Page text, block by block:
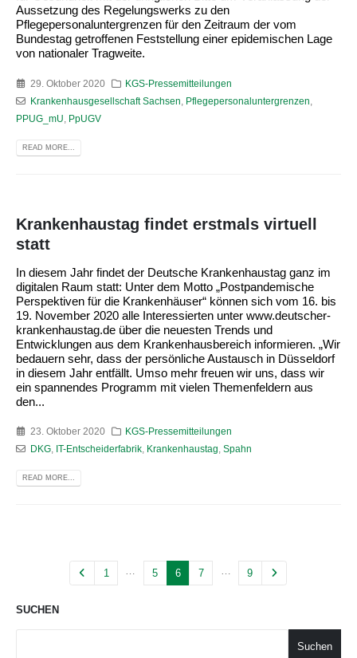
Aussetzung des Regelungswerks zu den
Pflegepersonaluntergrenzen für den Zeitraum der vom
Bundestag getroffenen Feststellung einer epidemischen Lage
von nationaler Tragweite.
29. Oktober 2020
KGS-Pressemitteilungen
Krankenhausgesellschaft Sachsen
Pflegepersonaluntergrenzen
PPUG_mU
PpUGV
READ MORE...
Krankenhaustag findet erstmals virtuell
statt
In diesem Jahr findet der Deutsche Krankenhaustag ganz im
digitalen Raum statt: Unter dem Motto „Postpandemische
Perspektiven für die Krankenhäuser“ können sich vom 16. bis
19. November 2020 alle Interessierten unter www.deutscher-
krankenhaustag.de über die neuesten Trends und
Entwicklungen aus dem Krankenhausbereich informieren. „Wir
bedauern sehr, dass der persönliche Austausch in Düsseldorf
in diesem Jahr entfällt. Umso mehr freuen wir uns, dass wir
ein spannendes Programm mit vielen Themenfeldern aus
den...
23. Oktober 2020
KGS-Pressemitteilungen
DKG, IT-Entscheiderfabrik, Krankenhaustag Spahn
READ MORE...
1 5 6 7 9
SUCHEN
Suchen